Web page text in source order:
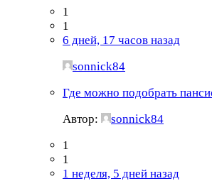
1
1
6 дней, 17 часов назад
sonnick84
Где можно подобрать
Автор:
sonnick84
1
1
1 неделя, 5 дней назад